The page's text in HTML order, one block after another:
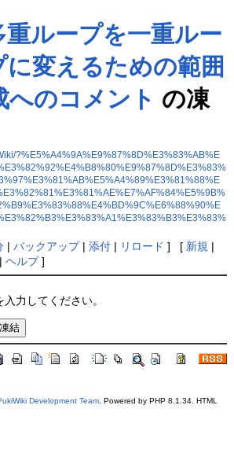
重ループを一重ルー
に変えるための範囲
へのコメント の凍
?%E5%A4%9A%E9%87%8D%E3%83%AB%E
| バックアップ| 添付| リロード ] [ 新規 |
ヘルプ]
力してください。
Development Team. Powered by PHP 8.1.34. HTML